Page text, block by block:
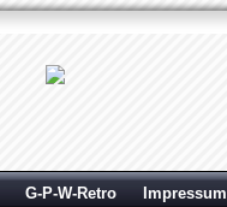
G-P-W-Retro Impressum